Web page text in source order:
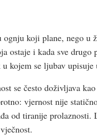
koji plane, nego u
ostaje i kada sve drugo
kojem se ljubav upisuje
se često doživljava
vjernost nije
od tiranije prolaznosti.